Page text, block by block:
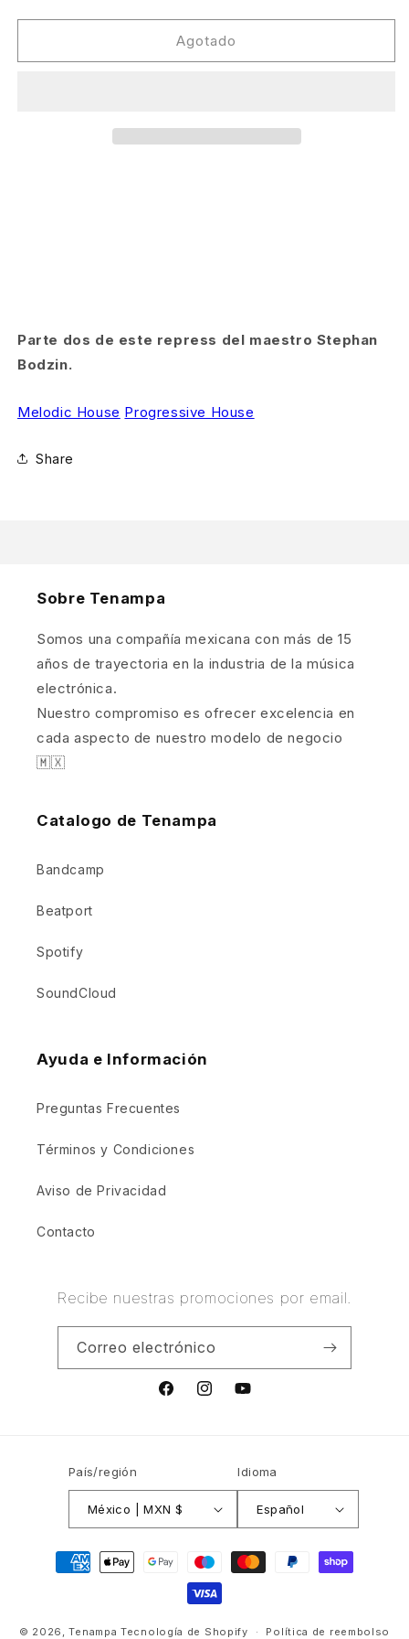
para
Bodzin
para
Stephan
Bodzin
Agotado
Parte dos de este repress del maestro Stephan
Bodzin.
Melodic House Progressive House
Share
Sobre Tenampa
Somos una compañía mexicana con más de 15
años de trayectoria en la industria de la música
electrónica.
Nuestro compromiso es ofrecer excelencia en
cada aspecto de nuestro modelo de negocio
🇲🇽
Catalogo de Tenampa
Bandcamp
Beatport
Spotify
SoundCloud
Ayuda e Información
Preguntas Frecuentes
Términos y Condiciones
Aviso de Privacidad
Contacto
Recibe nuestras promociones por email.
Correo electrónico
FacebookInstagramYouTube
País/región
México | MXN $
Idioma
Español
Formas
© 2026,Tenampa Tecnología de Shopify Política de reembolso